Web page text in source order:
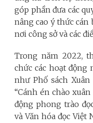
góp phần đưa các
nâng cao ý thức
nơi công sở và các
Trong năm 2022,
chức các hoạt động
như Phố sách
“Cánh én chào
động phong trào
và Văn hóa đọc Việt